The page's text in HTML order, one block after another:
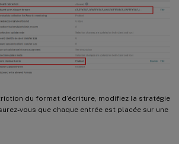
du format d’écriture, modifiez la stratégie
vous que chaque entrée est placée sur une